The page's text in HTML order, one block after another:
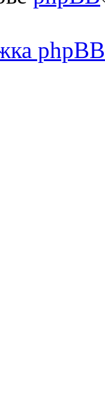
phpBB